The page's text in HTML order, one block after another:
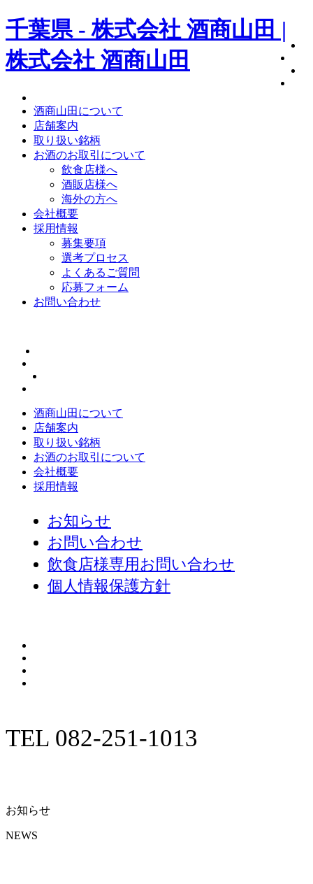
千葉県 - 株式会社 酒商山田 |
株式会社 酒商山田
酒商山田について
店舗案内
取り扱い銘柄
お酒のお取引について
飲食店様へ
酒販店様へ
海外の方へ
会社概要
採用情報
募集要項
選考プロセス
よくあるご質問
応募フォーム
お問い合わせ
酒商山田について
店舗案内
取り扱い銘柄
お酒のお取引について
会社概要
採用情報
お知らせ
お問い合わせ
飲食店様専用お問い合わせ
個人情報保護方針
TEL 082-251-1013
お知らせ
NEWS